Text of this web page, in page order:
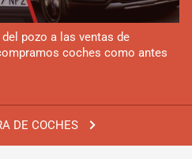
DE COCHES
pozo a las ventas de
coches como antes